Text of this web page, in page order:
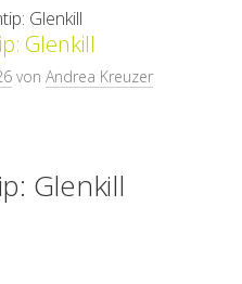
Glenkill
von Andrea Kreuzer
Glenkill